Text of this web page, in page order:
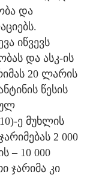
და
იწვევს
და ასკ-ის
20 ლარის
წესის
ე მუხლის
2 000
– 10 000
ჯარიმა კი